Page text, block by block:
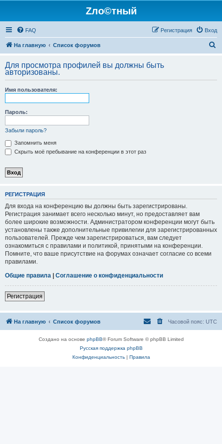
Zло©тный
FAQ Вход
Регистрация
На главную Список форумов
с
Для просмотра профилей вы должны быть
авторизованы.
Имя пользователя:
Пароль:
Забыли пароль?
Запомнить меня
Скрыть моё пребывание на конференции в этот раз
РЕГИСТРАЦИЯ
Для входа на конференцию вы должны быть зарегистрированы.
Регистрация занимает всего несколько минут, но предоставляет вам
более широкие возможности. Администратором конференции могут быть
установлены также дополнительные привилегии для зарегистрированных
пользователей. Прежде чем зарегистрироваться, вам следует
ознакомиться с правилами и политикой, принятыми на конференции.
Помните, что ваше присутствие на форумах означает согласие со всеми
правилами.
Общие правила | Соглашение о конфиденциальности
Регистрация
На главную Список форумов Часовой пояс: UTC
Создано на основе phpBB® Forum Software © phpBB Limited
Русская поддержка phpBB
Конфиденциальность| Правила